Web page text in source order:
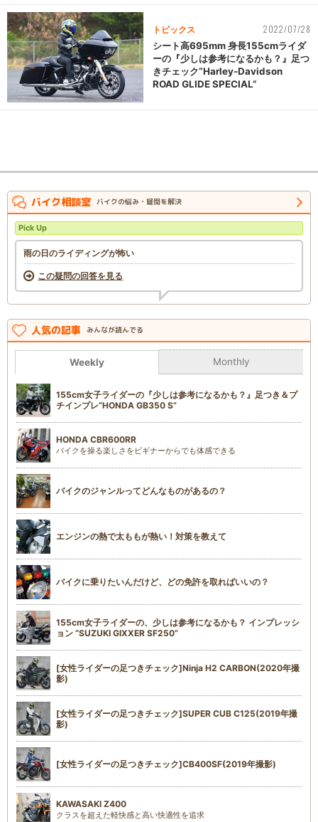
トピックス 2022/07/28
シート高695mm 身長155cmライダ
ーの『少しは参考になるかも？』足つ
きチェック“Harley-Davidson
ROAD GLIDE SPECIAL”
バイク相談室 バイクの悩み・疑問を解決
Pick Up
雨の日のライディングが怖い
この疑問の回答を見る
人気の記事 みんなが読んでる
Weekly Monthly
155cm女子ライダーの『少しは参考になるかも？』足つき＆プ
チインプレ“HONDA GB350 S”
HONDA CBR600RR
バイクを操る楽しさをビギナーからでも体感できる
バイクのジャンルってどんなものがあるの？
エンジンの熱で太ももが熱い！対策を教えて
バイクに乗りたいんだけど、どの免許を取ればいいの？
155cm女子ライダーの、少しは参考になるかも？ インプレッシ
ョン “SUZUKI GIXXER SF250”
[女性ライダーの足つきチェック]Ninja H2 CARBON(2020年撮
影)
[女性ライダーの足つきチェック]SUPER CUB C125(2019年撮
影)
[女性ライダーの足つきチェック]CB400SF(2019年撮影)
KAWASAKI Z400
クラスを超えた軽快感と高い快適性を追求